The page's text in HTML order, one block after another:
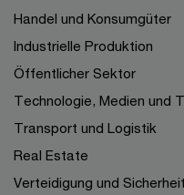
Handel und Konsumgüter
Industrielle Produktion
Öffentlicher Sektor
Technologie, Medien und
Transport und Logistik
Real Estate
Verteidigung und Sicherheit